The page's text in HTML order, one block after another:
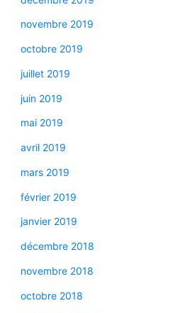
novembre 2019
octobre 2019
juillet 2019
juin 2019
mai 2019
avril 2019
mars 2019
février 2019
janvier 2019
décembre 2018
novembre 2018
octobre 2018